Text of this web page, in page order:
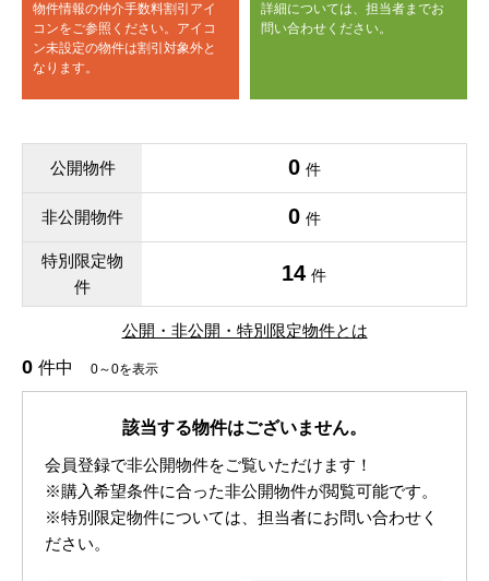
物件情報の仲介手数料割引アイ
コンをご参照ください。 アイコ
ン未設定の物件は割引対象外と
なります。
詳細については、担当者までお
問い合わせください。
公開物件 0 件
非公開物件 0 件
特別限定物
件
14 件
公開・非公開・特別限定物件とは
0 件中 0～0を表示
該当する物件はございません。
会員登録で非公開物件をご覧いただけます！
※購入希望条件に合った非公開物件が閲覧可能です。
※特別限定物件については、担当者にお問い合わせく
ださい。